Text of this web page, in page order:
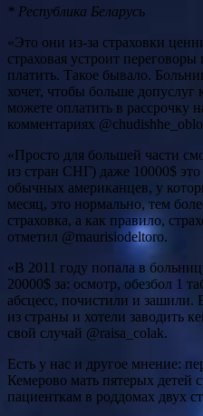
* Республика Беларусь
«Это они из-за страховки
страховая устроит
платить. Такое бывало.
хочет, чтобы больше
можете оплатить в рассрочку
комментариях
«Просто для большей части
из стран СНГ) даже 10000$
обычных американцев, у
месяц, это нормально, тем
страховка, а как правило,
отметил @maurisiodeltoro.
«В 2011 году попала в
20000$ за: осмотр, обезбол 1
абсцесс, почистили и зашили.
из страны и хотели заводить
свой случай @raisa_colak.
Есть у нас и другое мнение:
Кемерово мать пятерых детей
пациенткам в роддомах двух